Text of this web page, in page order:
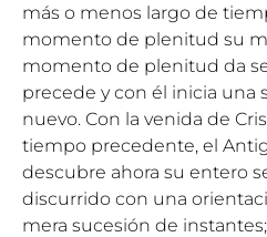
más o menos largo de
momento de plenitud su
momento de plenitud da
precede y con él inicia una
nuevo. Con la venida de
tiempo precedente, el
descubre ahora su entero
discurrido con una
mera sucesión de